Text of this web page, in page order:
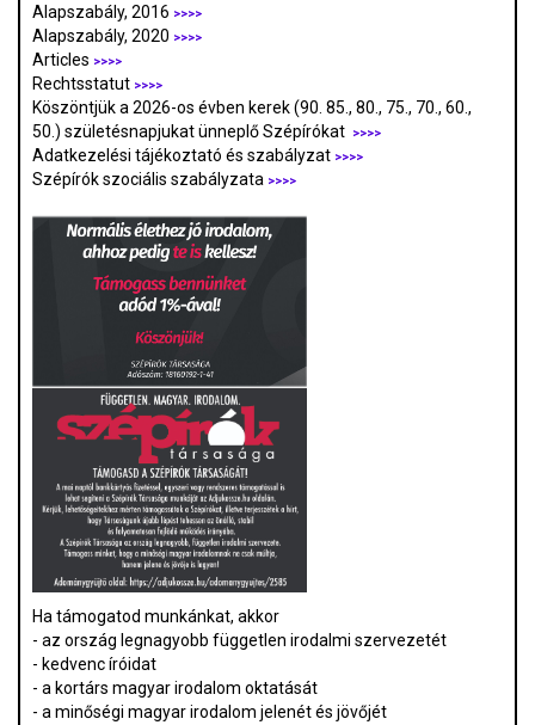
Alapszabály, 2016 >>>>
Alapszabály, 2020 >>>>
Articles >>>>
Rechtsstatut >>>>
Köszöntjük a 2026-os évben kerek (90. 85., 80., 75., 70., 60.,
50.) születésnapjukat ünneplő Szépírókat
>>>>
Adatkezelési tájékoztató és szabályzat >>>>
Szépírók szociális szabályzata >>>>
Ha támogatod munkánkat, akkor
- az ország legnagyobb független irodalmi szervezetét
- kedvenc íróidat
- a kortárs magyar irodalom oktatását
- a minőségi magyar irodalom jelenét és jövőjét